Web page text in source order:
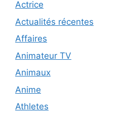
Actrice
Actualités récentes
Affaires
Animateur TV
Animaux
Anime
Athletes